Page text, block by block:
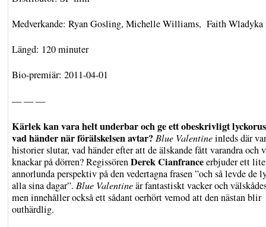
Medverkande: Ryan Gosling, Michelle Williams, Faith
Längd: 120 minuter
Bio-premiär: 2011-04-01
— — —
Kärlek kan vara helt underbar och ge ett obeskrivligt
vad händer när förälskelsen avtar? Blue Valentineinleds där
historier slutar, vad händer efter att de älskande fått varandra och
knackar på dörren? RegissörenDerek Cianfranceerbjuder ett lite
annorlunda perspektiv på den vedertagna frasen ”och så levde de
alla sina dagar”. Blue Valentineär fantastiskt vacker och
men innehåller också ett sådant oerhört vemod att den nästan blir
outhärdlig.